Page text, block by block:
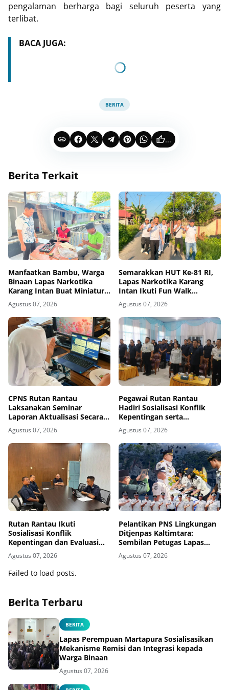
pengalaman berharga bagi seluruh peserta yang
terlibat.
BACA JUGA:
BERITA
...
Berita Terkait
Manfaatkan Bambu, Warga
Binaan Lapas Narkotika
Karang Intan Buat Miniatur
Gantungan Kunci Abjad
Agustus 07, 2026
Semarakkan HUT Ke-81 RI,
Lapas Narkotika Karang
Intan Ikuti Fun Walk
Kemenimipas Kalsel
Agustus 07, 2026
CPNS Rutan Rantau
Laksanakan Seminar
Laporan Aktualisasi Secara
Virtual
Agustus 07, 2026
Pegawai Rutan Rantau
Hadiri Sosialisasi Konflik
Kepentingan serta
Monitoring dan Evaluasi
Caraka LHKAN di Kanwil
Ditjenpas Kalsel
Agustus 07, 2026
Rutan Rantau Ikuti
Sosialisasi Konflik
Kepentingan dan Evaluasi
Caraka LHKAN Secara Virtual
Agustus 07, 2026
Pelantikan PNS Lingkungan
Ditjenpas Kaltimtara:
Sembilan Petugas Lapas
Bontang Resmi Diangkat
Agustus 07, 2026
Failed to load posts.
Berita Terbaru
BERITA
Lapas Perempuan Martapura Sosialisasikan
Mekanisme Remisi dan Integrasi kepada
Warga Binaan
Agustus 07, 2026